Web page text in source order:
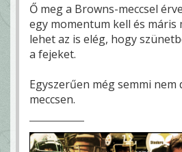
Ő meg a Browns-meccsel
egy momentum kell és máris
lehet az is elég, hogy
a fejeket.
Egyszerűen még semmi nem
meccsen.